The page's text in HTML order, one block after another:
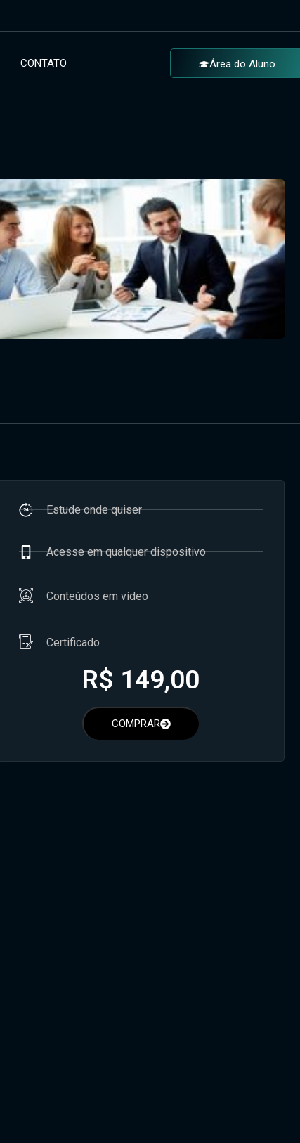
CONTATO Área do Aluno
Estude onde quiser
Acesse em qualquer dispositivo
Conteúdos em vídeo
Certificado
R$ 149,00
COMPRAR